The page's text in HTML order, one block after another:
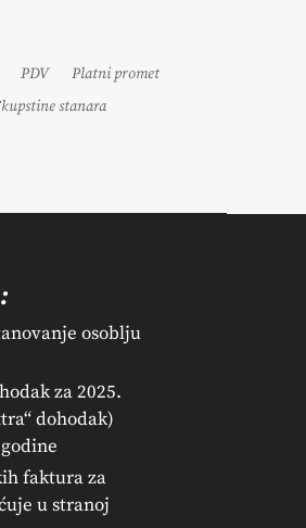
PDV
Platni promet
stanara
osoblju
za 2025.
dohodak)
faktura za
u stranoj